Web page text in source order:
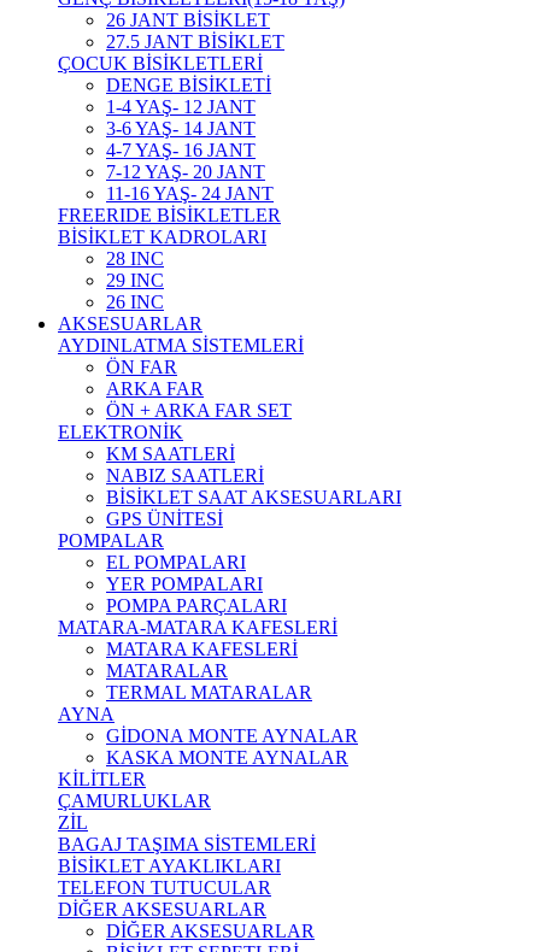
26 JANT BİSİKLET
27.5 JANT BİSİKLET
ÇOCUK BİSİKLETLERİ
DENGE BİSİKLETİ
1-4 YAŞ- 12 JANT
3-6 YAŞ- 14 JANT
4-7 YAŞ- 16 JANT
7-12 YAŞ- 20 JANT
11-16 YAŞ- 24 JANT
FREERIDE BİSİKLETLER
BİSİKLET KADROLARI
28 INC
29 INC
26 INC
AKSESUARLAR
AYDINLATMA SİSTEMLERİ
ÖN FAR
ARKA FAR
ÖN + ARKA FAR SET
ELEKTRONİK
KM SAATLERİ
NABIZ SAATLERİ
BİSİKLET SAAT AKSESUARLARI
GPS ÜNİTESİ
POMPALAR
EL POMPALARI
YER POMPALARI
POMPA PARÇALARI
MATARA-MATARA KAFESLERİ
MATARA KAFESLERİ
MATARALAR
TERMAL MATARALAR
AYNA
GİDONA MONTE AYNALAR
KASKA MONTE AYNALAR
KİLİTLER
ÇAMURLUKLAR
ZİL
BAGAJ TAŞIMA SİSTEMLERİ
BİSİKLET AYAKLIKLARI
TELEFON TUTUCULAR
DİĞER AKSESUARLAR
DİĞER AKSESUARLAR